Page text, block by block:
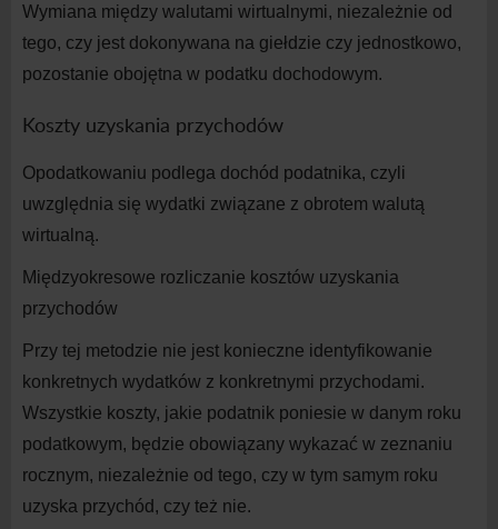
Wymiana między walutami wirtualnymi, niezależnie od
tego, czy jest dokonywana na giełdzie czy jednostkowo,
pozostanie obojętna w podatku dochodowym.
Koszty uzyskania przychodów
Opodatkowaniu podlega dochód podatnika, czyli
uwzględnia się wydatki związane z obrotem walutą
wirtualną.
Międzyokresowe rozliczanie kosztów uzyskania
przychodów
Przy tej metodzie nie jest konieczne identyfikowanie
konkretnych wydatków z konkretnymi przychodami.
Wszystkie koszty, jakie podatnik poniesie w danym roku
podatkowym, będzie obowiązany wykazać w zeznaniu
rocznym, niezależnie od tego, czy w tym samym roku
uzyska przychód, czy też nie.